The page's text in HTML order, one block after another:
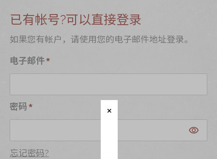
奇华网志
时令食品
FRIENDS礼盒
所有产品
产品价目表
EN 繁體
已有帐号?可以直接登录
如果您有帐户，请使用您的电子邮件地址登录。
电子邮件
密码
忘记密码?